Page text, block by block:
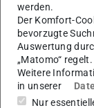
Studien- und
Robotik PO 2023
werden.
Der Komfort-
bevorzugte
Auswertung
„Matomo“ regelt.
Weitere
in unserer
Nur